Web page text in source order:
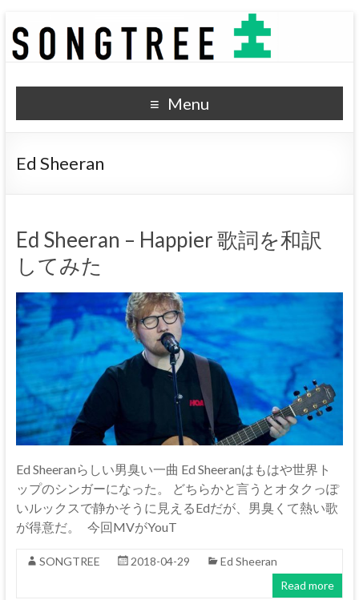
SONGTREE
洋楽歌詞の和訳なら
Menu
Ed Sheeran
Ed Sheeran – Happier 歌詞を和訳
してみた
Ed Sheeranらしい男臭い一曲 Ed Sheeranはもはや世界ト
ップのシンガーになった。 どちらかと言うとオタクっぽ
いルックスで静かそうに見えるEdだが、男臭くて熱い歌
が得意だ。 今回MVがYouT
SONGTREE 2018-04-29
Ed Sheeran
Read more